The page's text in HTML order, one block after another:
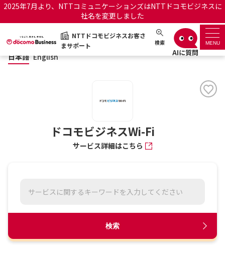
2025年7月より、NTTコミュニケーションズはNTTドコモビジネスに
社名を変更しました
NTTドコモビジネスお客さ
まサポート
検索 MENU
NTTドコモビジネスお客さまサポート 日本語 English
サポートトップ
サポートサイトの使い方
日本語 English
ドコモビジネスWi-Fi
サービス詳細はこちら
検索